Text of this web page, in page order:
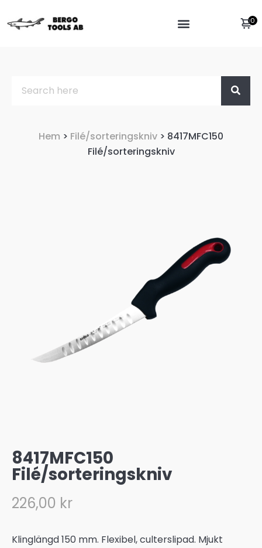
0
Hem > Filé/sorteringskniv > 8417MFC150
Filé/sorteringskniv
8417MFC150
Filé/sorteringskniv
226,00 kr
Klinglängd 150 mm. Flexibel, culterslipad. Mjukt